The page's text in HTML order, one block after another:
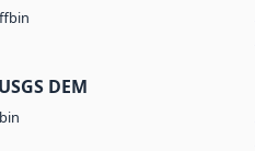
bin
DEM
bin